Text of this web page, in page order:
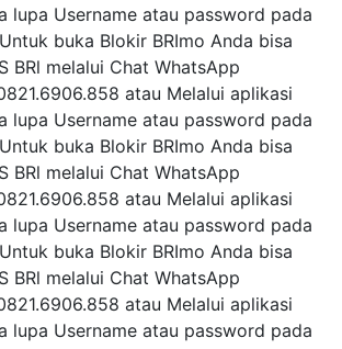
lupa Username atau password pada
buka Blokir BRImo Anda bisa
BRl melalui Chat WhatsApp
atau Melalui aplikasi
lupa Username atau password pada
buka Blokir BRImo Anda bisa
BRl melalui Chat WhatsApp
atau Melalui aplikasi
lupa Username atau password pada
buka Blokir BRImo Anda bisa
BRl melalui Chat WhatsApp
atau Melalui aplikasi
lupa Username atau password pada